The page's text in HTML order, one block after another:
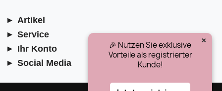
Artikel
Service
Ihr Konto
Social Media
×
🎉 Nutzen Sie exklusive
Vorteile als registrierter
Kunde!